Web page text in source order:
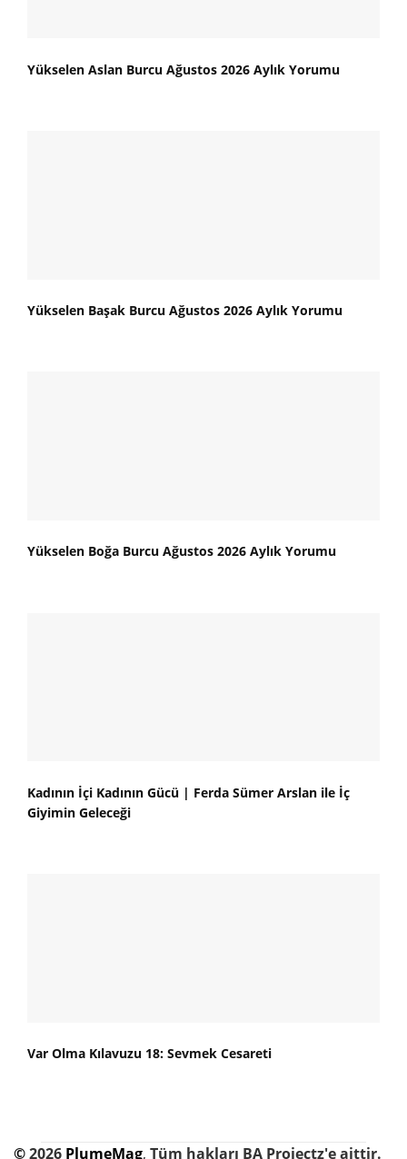
Yükselen Aslan Burcu Ağustos 2026 Aylık Yorumu
Yükselen Başak Burcu Ağustos 2026 Aylık Yorumu
Yükselen Boğa Burcu Ağustos 2026 Aylık Yorumu
Kadının İçi Kadının Gücü | Ferda Sümer Arslan ile İç
Giyimin Geleceği
Var Olma Kılavuzu 18: Sevmek Cesareti
©2026 PlumeMag, Tüm hakları BA Projectz'e aittir.